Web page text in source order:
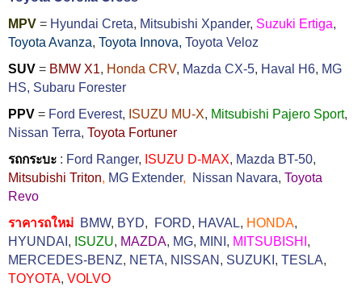
MPV = Hyundai Creta, Mitsubishi Xpander, Suzuki Ertiga,
Toyota Avanza, Toyota Innova, Toyota Veloz
SUV = BMW X1, Honda CRV, Mazda CX-5, Haval H6, MG
HS, Subaru Forester
PPV = Ford Everest, ISUZU MU-X, Mitsubishi Pajero Sport,
Nissan Terra, Toyota Fortuner
รถกระบะ : Ford Ranger, ISUZU D-MAX, Mazda BT-50,
Mitsubishi Triton, MG Extender, Nissan Navara, Toyota
Revo
ราคารถใหม่ BMW, BYD, FORD, HAVAL, HONDA,
HYUNDAI , ISUZU, MAZDA, MG, MINI , MITSUBISHI ,
MERCEDES-BENZ, NETA, NISSAN , SUZUKI , TESLA,
TOYOTA, VOLVO